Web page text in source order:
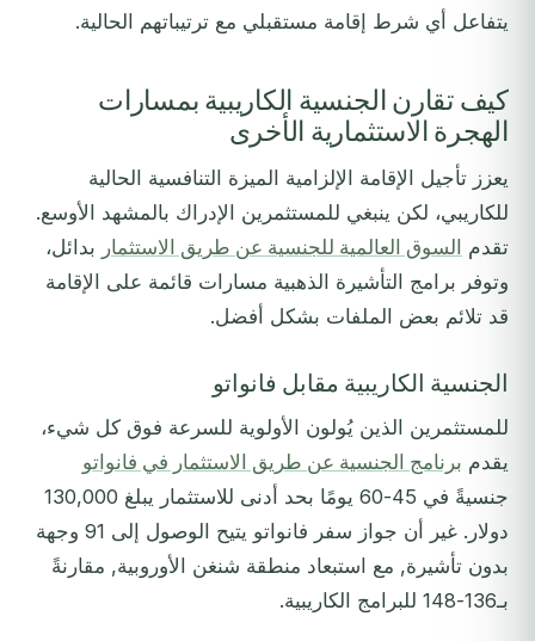
يتفاعل أي شرط إقامة مستقبلي مع ترتيباتهم الحالية.
كيف تقارن الجنسية الكاريبية بمسارات
الهجرة الاستثمارية الأخرى
يعزز تأجيل الإقامة الإلزامية الميزة التنافسية الحالية
للكاريبي، لكن ينبغي للمستثمرين الإدراك بالمشهد الأوسع.
تقدم السوق العالمية للجنسية عن طريق الاستثمار بدائل،
وتوفر برامج التأشيرة الذهبية مسارات قائمة على الإقامة
قد تلائم بعض الملفات بشكل أفضل.
الجنسية الكاريبية مقابل فانواتو
للمستثمرين الذين يُولون الأولوية للسرعة فوق كل شيء،
يقدم برنامج الجنسية عن طريق الاستثمار في فانواتو
جنسيةً في 45-60 يومًا بحد أدنى للاستثمار يبلغ 130,000
دولار. غير أن جواز سفر فانواتو يتيح الوصول إلى 91 وجهة
بدون تأشيرة, مع استبعاد منطقة شنغن الأوروبية, مقارنةً
بـ136-148 للبرامج الكاريبية.